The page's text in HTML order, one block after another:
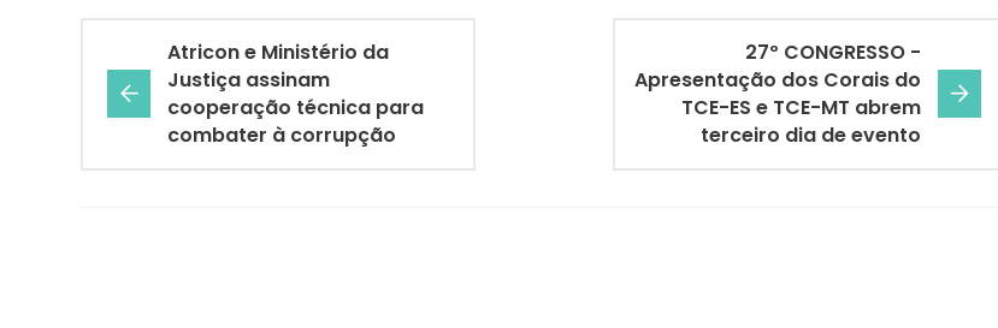
Atricon e Ministério da
Justiça assinam
cooperação técnica para
combater à corrupção
27º CONGRESSO -
Apresentação dos Corais do
TCE-ES e TCE-MT abrem
terceiro dia de evento